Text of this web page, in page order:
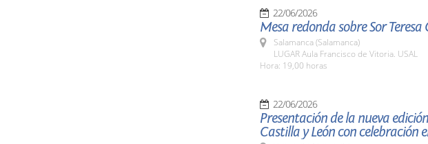
22/06/2026
Mesa redonda sobre Sor Teresa
Salamanca (Salamanca)
LUGAR Aula Francisco de Vitoria. USAL
Hora: 19,00 horas
22/06/2026
Presentación de la nueva
Castilla y León con celebración